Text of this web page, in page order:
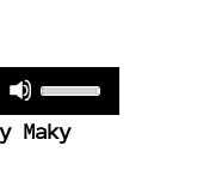
Arrow
Maky